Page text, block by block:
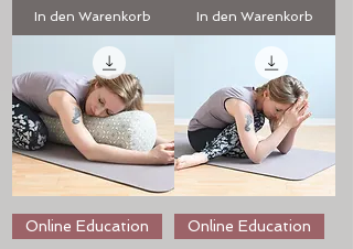
In den Warenkorb In den Warenkorb
Online Education
Online Education